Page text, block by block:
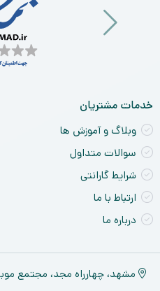
خدمات مشتریان
وبلاگ و آموزش ها
سوالات متداول
شرایط گارانتی
ارتباط با ما
درباره ما
مشهد، چهارراه مجد، مجتمع